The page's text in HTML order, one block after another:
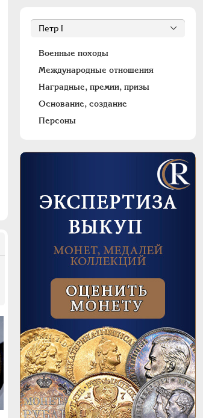
Военные походы
Международные отношения
Наградные, премии, призы
Основание, создание
Персоны